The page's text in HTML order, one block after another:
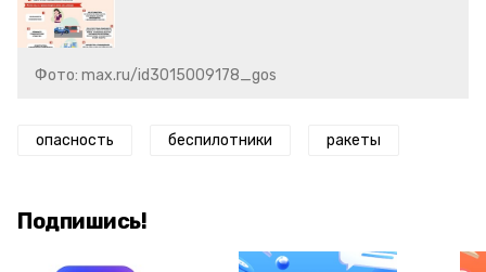
Фото: max.ru/id3015009178_gos
опасность беспилотники ракеты
Подпишись!